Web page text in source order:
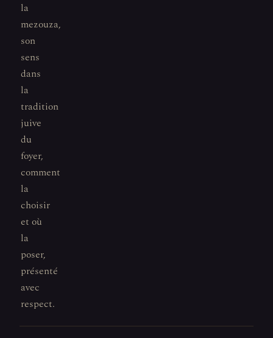
la
mezouza,
son
sens
dans
la
tradition
juive
du
foyer,
comment
la
choisir
et où
la
poser,
présenté
avec
respect.